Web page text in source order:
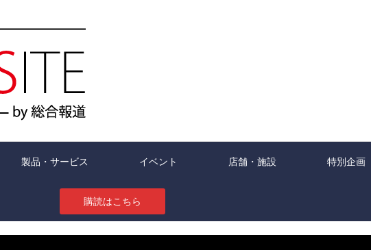
製品・サービス イベント 店舗・施設 特別企画
購読はこちら